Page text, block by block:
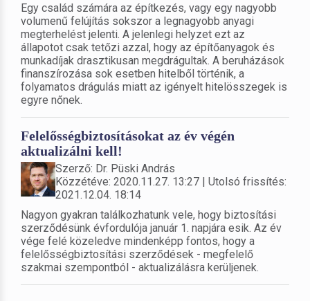
Egy család számára az építkezés, vagy egy nagyobb
volumenű felújítás sokszor a legnagyobb anyagi
megterhelést jelenti. A jelenlegi helyzet ezt az
állapotot csak tetőzi azzal, hogy az építőanyagok és
munkadíjak drasztikusan megdrágultak. A beruházások
finanszírozása sok esetben hitelből történik, a
folyamatos drágulás miatt az igényelt hitelösszegek is
egyre nőnek.
Felelősségbiztosításokat az év végén
aktualizálni kell!
Szerző: Dr. Püski András
Közzétéve: 2020.11.27. 13:27 | Utolsó frissítés:
2021.12.04. 18:14
Nagyon gyakran találkozhatunk vele, hogy biztosítási
szerződésünk évfordulója január 1. napjára esik. Az év
vége felé közeledve mindenképp fontos, hogy a
felelősségbiztosítási szerződések - megfelelő
szakmai szempontból - aktualizálásra kerüljenek.